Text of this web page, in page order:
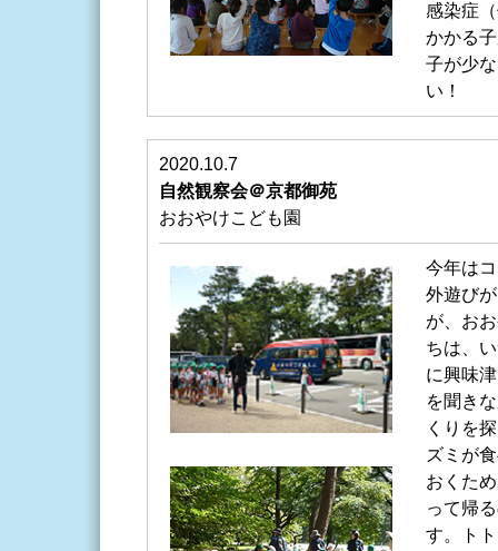
感染症
かかる
子が少
い！
2020.10.7
自然観察会＠京都御苑
おおやけこども園
今年は
外遊び
が、お
ちは、
に興味
を聞き
くりを
ズミが
おくた
って帰
す。ト